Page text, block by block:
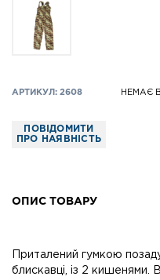
АРТИКУЛ: 2608 НЕМАЄ
ПОВІДОМИТИ
ПРО НАЯВНІСТЬ
ОПИС ТОВАРУ
Приталений гумкою
блискавці, із 2 кишенями.